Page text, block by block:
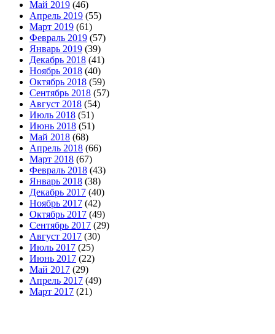
Май 2019 (46)
Апрель 2019 (55)
Март 2019 (61)
Февраль 2019 (57)
Январь 2019 (39)
Декабрь 2018 (41)
Ноябрь 2018 (40)
Октябрь 2018 (59)
Сентябрь 2018 (57)
Август 2018 (54)
Июль 2018 (51)
Июнь 2018 (51)
Май 2018 (68)
Апрель 2018 (66)
Март 2018 (67)
Февраль 2018 (43)
Январь 2018 (38)
Декабрь 2017 (40)
Ноябрь 2017 (42)
Октябрь 2017 (49)
Сентябрь 2017 (29)
Август 2017 (30)
Июль 2017 (25)
Июнь 2017 (22)
Май 2017 (29)
Апрель 2017 (49)
Март 2017 (21)